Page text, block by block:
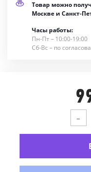
Товар можно
Москве и Санкт-
Часы работы:
Пн-Пт – 10:00-19:00
Сб-Вс – по
-